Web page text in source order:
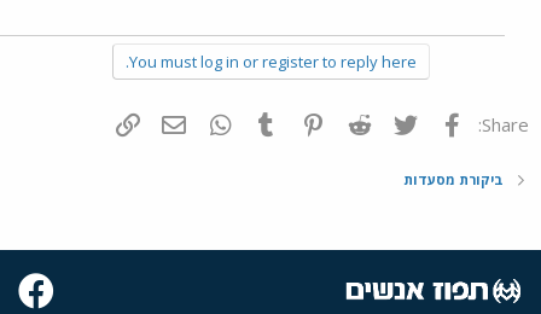
You must log in or register to reply here.
Share: פייסבוק Twitter
Reddit
Pinterest
Tumblr
WhatsAppדואר אלקטרוני
ביקורת מסעדות